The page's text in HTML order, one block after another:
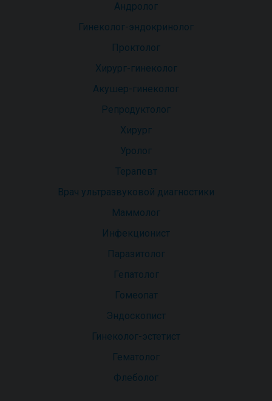
Андролог
Гинеколог-эндокринолог
Проктолог
Хирург-гинеколог
Акушер-гинеколог
Репродуктолог
Хирург
Уролог
Терапевт
Врач ультразвуковой диагностики
Маммолог
Инфекционист
Паразитолог
Гепатолог
Гомеопат
Эндоскопист
Гинеколог-эстетист
Гематолог
Флеболог